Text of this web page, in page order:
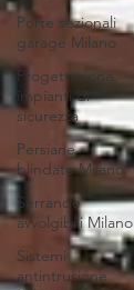
Porte sezionali
garage Milano
Progettazione
impianti di
sicurezza
Persiane
blindate Milano
Serrande
avvolgibili Milano
Sistemi
antintrusione